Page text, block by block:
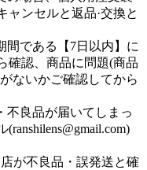
ャンセルと返品·交換と
間である【7日以内】に
確認、商品に問題(商品
ないかご確認してから
不良品が届いてしまっ
が不良品・誤発送と確